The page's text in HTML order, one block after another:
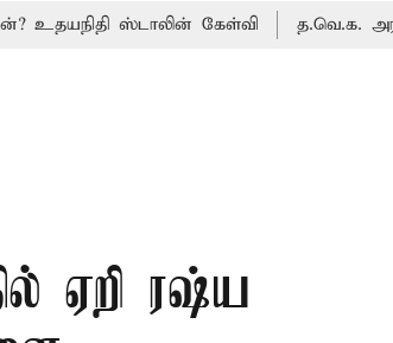
ஸ்டாலின் கேள்வி த.வெ.க. அரசின்
ஏறி ரஷ்ய